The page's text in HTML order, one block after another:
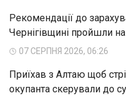
Рекомендації до
Чернігівщині пройшли
07 СЕРПНЯ 2026, 06:26
Приїхав з Алтаю щоб
окупанта скерували до